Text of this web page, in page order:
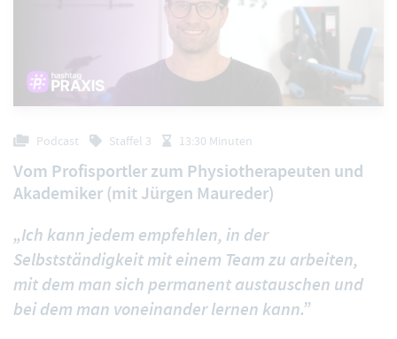
Podcast Staffel 3 13:30 Minuten
Vom Profisportler zum Physiotherapeuten und
Akademiker (mit Jürgen Maureder)
„Ich kann jedem empfehlen, in der
Selbstständigkeit mit einem Team zu arbeiten,
mit dem man sich permanent austauschen und
bei dem man voneinander lernen kann.”